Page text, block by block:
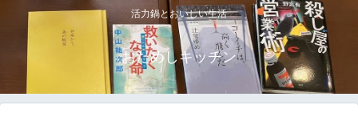
活力鍋とおいしい生活
おためしキッチン